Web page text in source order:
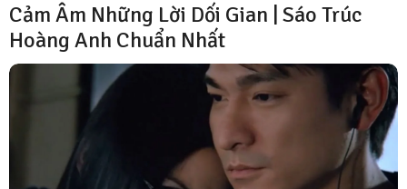
Cảm Âm Những Lời Dối Gian | Sáo Trúc
Hoàng Anh Chuẩn Nhất